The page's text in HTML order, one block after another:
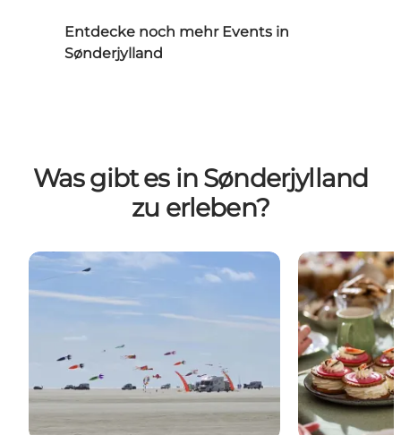
Entdecke noch mehr Events in
Sønderjylland
Was gibt es in Sønderjylland
zu erleben?
Rømø - eine dänische WattenmeerinselDie